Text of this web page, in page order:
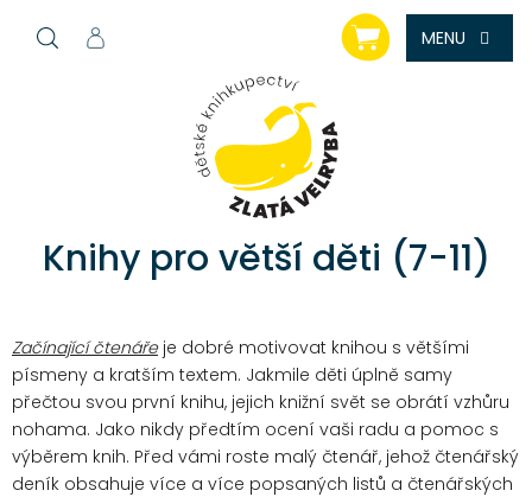
NÁKUPNÍ
KOŠÍK
Knihy pro větší děti (7-11)
Začínající čtenářeje dobré motivovat knihou s většími
písmeny a kratším textem. Jakmile děti úplně samy
přečtou svou první knihu, jejich knižní svět se obrátí vzhůru
nohama. Jako nikdy předtím ocení vaši radu a pomoc s
výběrem knih. Před vámi roste malý čtenář, jehož čtenářský
deník obsahuje více a více popsaných listů a čtenářských